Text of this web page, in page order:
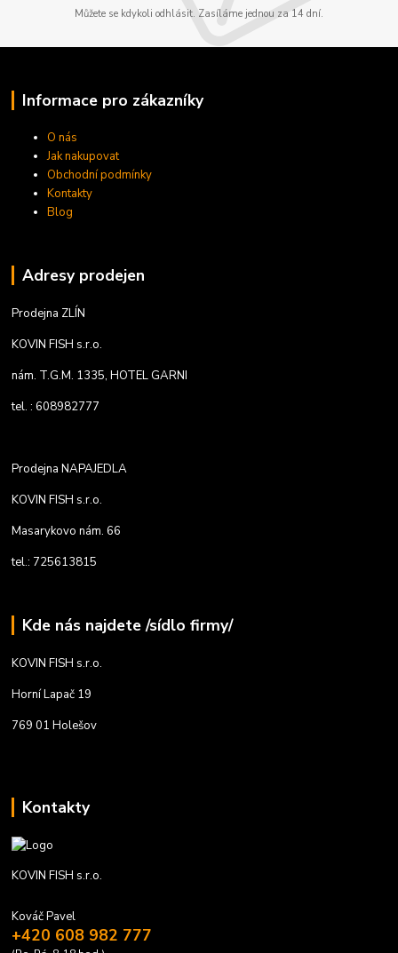
Můžete se kdykoli odhlásit. Zasíláme jednou za 14 dní.
Informace pro zákazníky
O nás
Jak nakupovat
Obchodní podmínky
Kontakty
Blog
Adresy prodejen
Prodejna ZLÍN
KOVIN FISH s.r.o.
nám. T.G.M. 1335, HOTEL GARNI
tel. : 608982777
Prodejna NAPAJEDLA
KOVIN FISH s.r.o.
Masarykovo nám. 66
tel.: 725613815
Kde nás najdete /sídlo firmy/
KOVIN FISH s.r.o.
Horní Lapač 19
769 01 Holešov
Kontakty
KOVIN FISH s.r.o.
Kováč Pavel
+420 608 982 777